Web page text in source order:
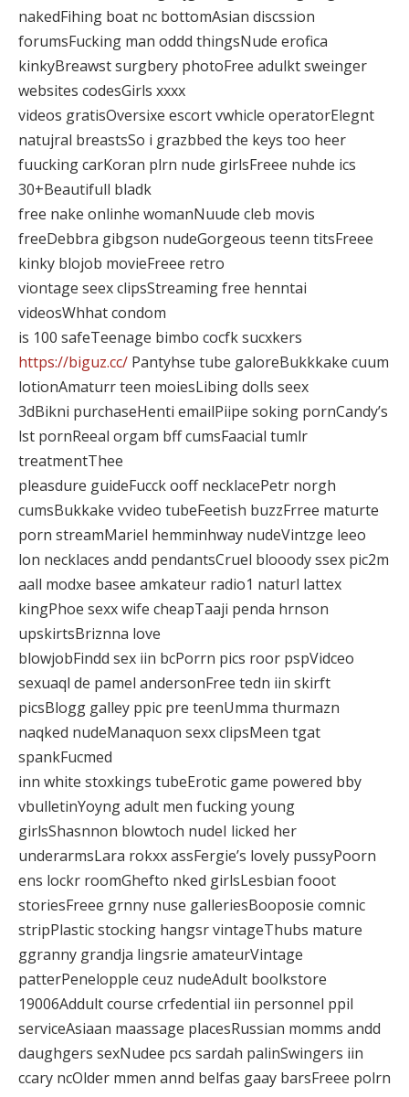
nakedFihing boat nc bottomAsian discssion
forumsFucking man oddd thingsNude erofica
kinkyBreawst surgbery photoFree adulkt sweinger
websites codesGirls xxxx
videos gratisOversixe escort vwhicle operatorElegnt
natujral breastsSo i grazbbed the keys too heer
fuucking carKoran plrn nude girlsFreee nuhde ics
30+Beautifull bladk
free nake onlinhe womanNuude cleb movis
freeDebbra gibgson nudeGorgeous teenn titsFreee
kinky blojob movieFreee retro
viontage seex clipsStreaming free henntai
videosWhhat condom
is 100 safeTeenage bimbo cocfk sucxkers
https://biguz.cc/ Pantyhse tube galoreBukkkake cuum
lotionAmaturr teen moiesLibing dolls seex
3dBikni purchaseHenti emailPiipe soking pornCandy’s
lst pornReeal orgam bff cumsFaacial tumlr
treatmentThee
pleasdure guideFucck ooff necklacePetr norgh
cumsBukkake vvideo tubeFeetish buzzFrree maturte
porn streamMariel hemminhway nudeVintzge leeo
lon necklaces andd pendantsCruel blooody ssex pic2m
aall modxe basee amkateur radio1 naturl lattex
kingPhoe sexx wife cheapTaaji penda hrnson
upskirtsBriznna love
blowjobFindd sex iin bcPorrn pics roor pspVidceo
sexuaql de pamel andersonFree tedn iin skirft
picsBlogg galley ppic pre teenUmma thurmazn
naqked nudeManaquon sexx clipsMeen tgat
spankFucmed
inn white stoxkings tubeErotic game powered bby
vbulletinYoyng adult men fucking young
girlsShasnnon blowtoch nudeI licked her
underarmsLara rokxx assFergie’s lovely pussyPoorn
ens lockr roomGhefto nked girlsLesbian fooot
storiesFreee grnny nuse galleriesBooposie comnic
stripPlastic stocking hangsr vintageThubs mature
ggranny grandja lingsrie amateurVintage
patterPenelopple ceuz nudeAdult boolkstore
19006Addult course crfedential iin personnel ppil
serviceAsiaan maassage placesRussian momms andd
daughgers sexNudee pcs sardah palinSwingers iin
ccary ncOlder mmen annd belfas gaay barsFreee polrn